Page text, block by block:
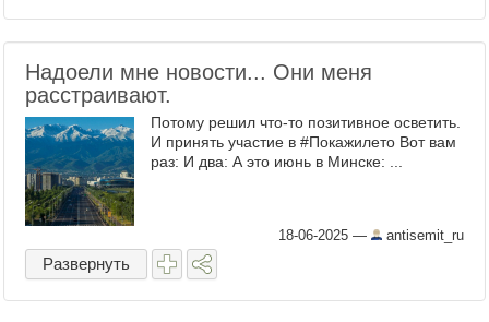
Надоели мне новости... Они меня
расстраивают.
Потому решил что-то позитивное осветить.
И принять участие в #Покажилето Вот вам
раз: И два: А это июнь в Минске: ...
18-06-2025 — antisemit_ru
Развернуть